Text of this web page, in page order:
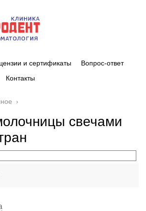
и сертификаты
Вопрос-ответ
Контакты
›
свечами